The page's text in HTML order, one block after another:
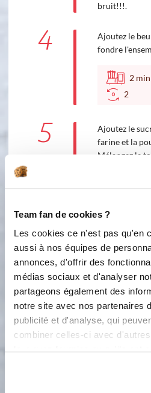
Team fan de cookies ?
Les cookies ce n'est pas qu'en
aussi à nos équipes de
annonces, d'offrir des
médias sociaux et d'analyser
partageons également des
notre site avec nos partenaires
publicité et d'analyse, qui
combiner celles-ci avec
bruit!!!.
4
Ajoutez le
fondre
2 min
2
5
Ajoutez le
farine et la
Mélangez le
les
utiliser la
Cookin).
sortie du
ajoutez un
dessus à la
au préalable
Régalez-vous
bouchée